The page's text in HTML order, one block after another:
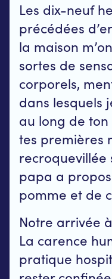
Les dix-neuf
précédées
la maison
sortes de
corporels,
dans lesquels
au long de
tes premières
recroquevillée
papa a
pomme et de
Notre arrivée
La carence
pratique